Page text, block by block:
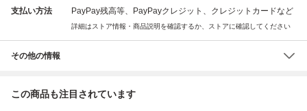
支払い方法 PayPay残高等、PayPayクレジット、クレジットカードなど
詳細はストア情報・商品説明を確認するか、ストアに確認してください
その他の情報
この商品も注目されています